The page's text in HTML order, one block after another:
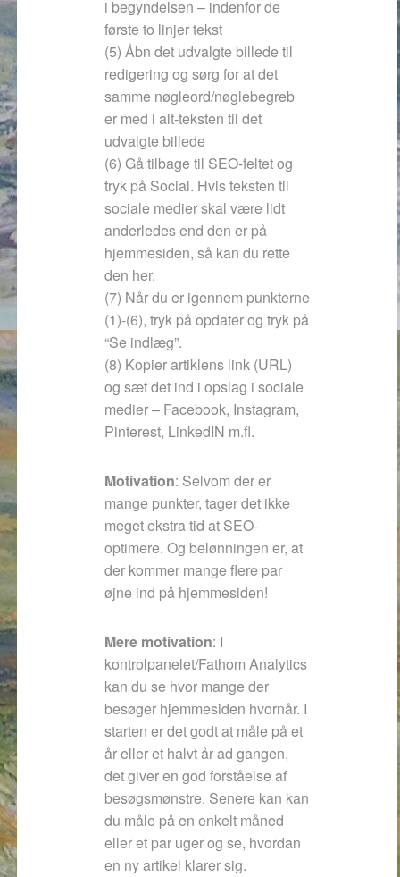
i begyndelsen – indenfor de
første to linjer tekst
(5) Åbn det udvalgte billede til
redigering og sørg for at det
samme nøgleord/nøglebegreb
er med i alt-teksten til det
udvalgte billede
(6) Gå tilbage til SEO-feltet og
tryk på Social. Hvis teksten til
sociale medier skal være lidt
anderledes end den er på
hjemmesiden, så kan du rette
den her.
(7) Når du er igennem punkterne
(1)-(6), tryk på opdater og tryk på
“Se indlæg”.
(8) Kopier artiklens link (URL)
og sæt det ind i opslag i sociale
medier – Facebook, Instagram,
Pinterest, LinkedIN m.fl.
Motivation: Selvom der er
mange punkter, tager det ikke
meget ekstra tid at SEO-
optimere. Og belønningen er, at
der kommer mange flere par
øjne ind på hjemmesiden!
Mere motivation: I
kontrolpanelet/Fathom Analytics
kan du se hvor mange der
besøger hjemmesiden hvornår. I
starten er det godt at måle på et
år eller et halvt år ad gangen,
det giver en god forståelse af
besøgsmønstre. Senere kan kan
du måle på en enkelt måned
eller et par uger og se, hvordan
en ny artikel klarer sig.